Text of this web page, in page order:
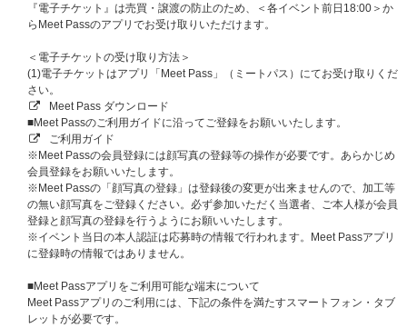
販売期間： 2026年5月29日（金）12:00～2026年6月11日（木）23:59
当落通知：2026年6月23日（火）18:00以降
対象：[1部] お見送り会、[2部] お見送り会
販売期間：2026年6月12日（金）12:00～2026年6月25日（木）23:59
当落通知：2026年7月7日（火）18:00以降
※[2部] お見送り会はATEEZ JAPAN OFFICIAL FANCLUB会員様のみご応募
可能です。
※当落通知はUNIVERSAL MUSIC STOREのマイページにてご案内いたしま
す。
※対象応募期間内に応募対象商品をご予約、ご購入ください。
※上記応募期間以外は応募対象商品をご予約、ご購入いただけません。あら
かじめご了承ください。
※締切間近などの時間帯によっては、繋がりにくい場合がございます。余裕
を持ってご応募ください。
入いただいた場合は、同日程へ3口の応募となります。）
※詳細の受付時間や参加時間は当選された方のみへのご案内となりますので
予めご了承ください。
『電子チケット』は売買・譲渡の防止のため、＜各イベント前日18:00＞か
らMeet Passのアプリでお受け取りいただけます。
＜電子チケットの受け取り方法＞
(1)電子チケットはアプリ「Meet Pass」（ミートパス）にてお受け取りくだ
さい。
Meet Pass ダウンロード
■Meet Passのご利用ガイドに沿ってご登録をお願いいたします。
ご利用ガイド
※Meet Passの会員登録には顔写真の登録等の操作が必要です。あらかじめ
会員登録をお願いいたします。
※Meet Passの「顔写真の登録」は登録後の変更が出来ませんので、加工等
の無い顔写真をご登録ください。必ず参加いただく当選者、ご本人様が会員
登録と顔写真の登録を行うようにお願いいたします。
※イベント当日の本人認証は応募時の情報で行われます。Meet Passアプリ
に登録時の情報ではありません。
■Meet Passアプリをご利用可能な端末について
Meet Passアプリのご利用には、下記の条件を満たすスマートフォン・タブ
レットが必要です。